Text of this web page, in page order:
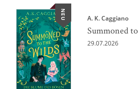
NEU A. K. Caggiano
Summoned
29.07.2026